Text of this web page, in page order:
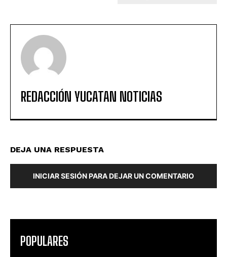
REDACCIÓN YUCATAN NOTICIAS
DEJA UNA RESPUESTA
INICIAR SESIÓN PARA DEJAR UN COMENTARIO
POPULARES